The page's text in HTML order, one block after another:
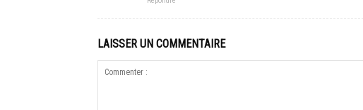
LAISSER UN COMMENTAIRE